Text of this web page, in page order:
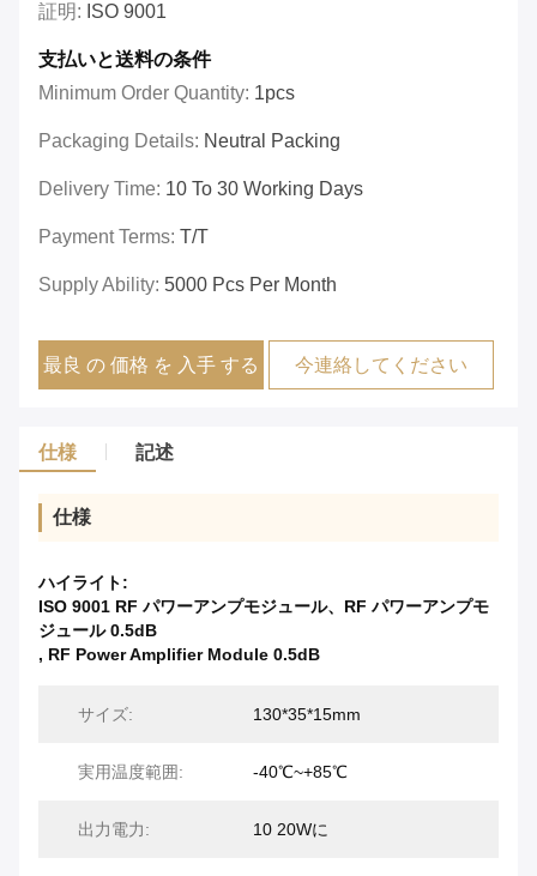
証明: ISO 9001
支払いと送料の条件
Minimum Order Quantity: 1pcs
Packaging Details: Neutral Packing
Delivery Time: 10 To 30 Working Days
Payment Terms: T/T
Supply Ability: 5000 Pcs Per Month
最良 の 価格 を 入手 する 今連絡してください
仕様 記述
仕様
ハイライト:
ISO 9001 RF パワーアンプモジュール、RF パワーアンプモ
ジュール 0.5dB
, RF Power Amplifier Module 0.5dB
サイズ: 130*35*15mm
実用温度範囲: -40℃~+85℃
出力電力: 10 20Wに